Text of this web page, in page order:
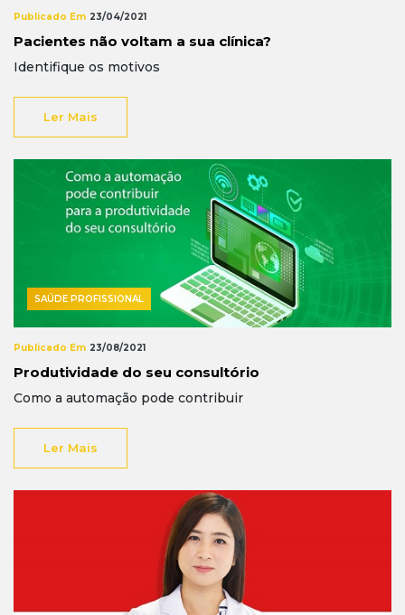
Publicado Em 23/04/2021
Pacientes não voltam a sua clínica?
Identifique os motivos
Ler Mais
SAÚDE PROFISSIONAL
Publicado Em 23/08/2021
Produtividade do seu consultório
Como a automação pode contribuir
Ler Mais